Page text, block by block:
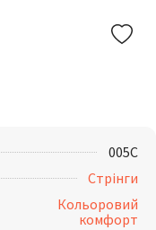
005C
Стрінги
Кольоровий
комфорт